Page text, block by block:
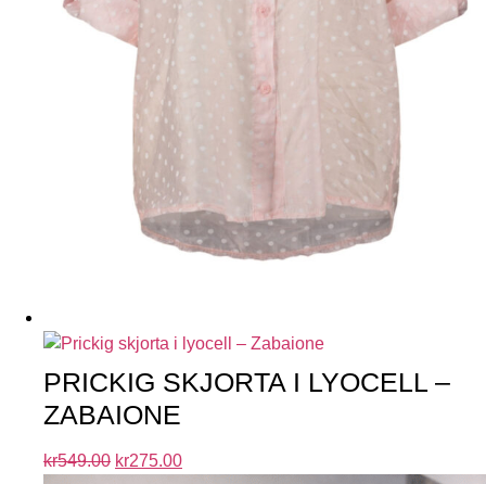
PRICKIG SKJORTA I LYOCELL –
ZABAIONE
kr549.00 kr275.00